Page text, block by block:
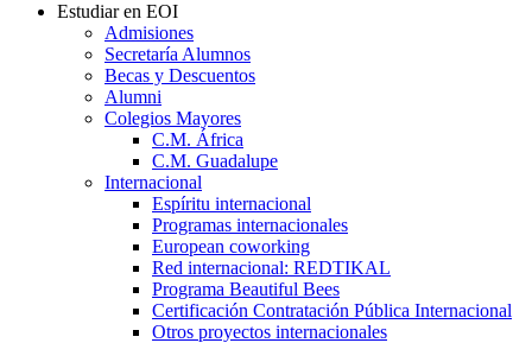
Estudiar en EOI
Admisiones
Secretaría Alumnos
Becas y Descuentos
Alumni
Colegios Mayores
C.M. África
C.M. Guadalupe
Internacional
Espíritu internacional
Programas internacionales
European coworking
Red internacional: REDTIKAL
Programa Beautiful Bees
Certificación Contratación Pública Internacional
Otros proyectos internacionales